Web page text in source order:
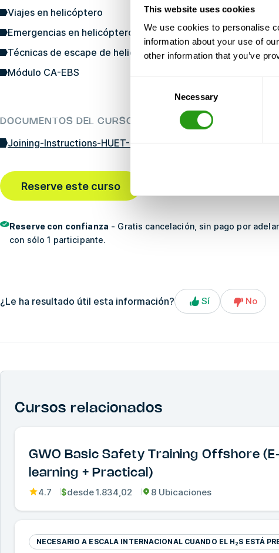
This website uses cookies
We use cookies to personalise
information about your use of
other information that you’ve
Necessary
Viajes en helicóptero
Emergencias en helicóptero
Técnicas de escape de helicópteros
Módulo CA-EBS
DOCUMENTOS DEL CURSO
Joining-Instructions-HUET-CA-EBS-08-16-22-JP.pdf
Reserve este curso
Reserve con confianza - Gratis cancelación, sin pago por
con sólo 1 participante.
¿Le ha resultado útil esta información? Sí No
Cursos relacionados
GWO Basic Safety Training Offshore
learning + Practical)
4.7 $desde1.834,02 8 Ubicaciones
NECESARIO A ESCALA INTERNACIONAL CUANDO EL H₂S ESTÁ